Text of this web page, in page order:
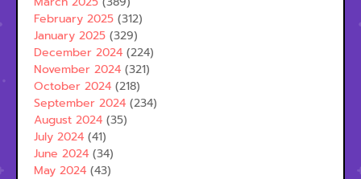
February 2025 (312)
January 2025 (329)
December 2024 (224)
November 2024 (321)
October 2024 (218)
September 2024 (234)
August 2024 (35)
July 2024 (41)
June 2024 (34)
May 2024 (43)